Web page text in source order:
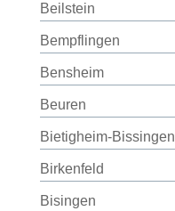
Beilstein
Bempflingen
Bensheim
Beuren
Bietigheim-Bissingen
Birkenfeld
Bisingen